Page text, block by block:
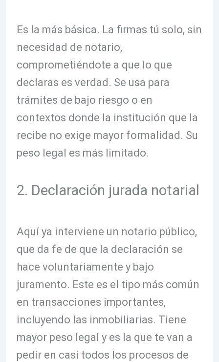
Es la más básica. La firmas tú solo, sin
necesidad de notario,
comprometiéndote a que lo que
declaras es verdad. Se usa para
trámites de bajo riesgo o en
contextos donde la institución que la
recibe no exige mayor formalidad. Su
peso legal es más limitado.
2. Declaración jurada notarial
Aquí ya interviene un notario público,
que da fe de que la declaración se
hace voluntariamente y bajo
juramento. Este es el tipo más común
en transacciones importantes,
incluyendo las inmobiliarias. Tiene
mayor peso legal y es la que te van a
pedir en casi todos los procesos de